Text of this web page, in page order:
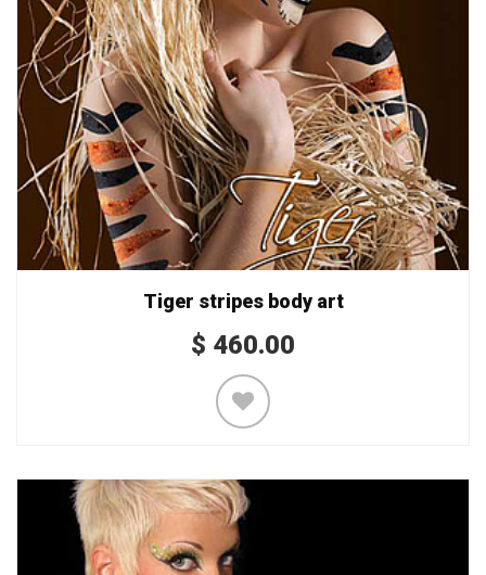
Tiger stripes body art
$ 460.00